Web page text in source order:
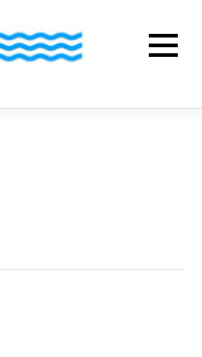
メニュー